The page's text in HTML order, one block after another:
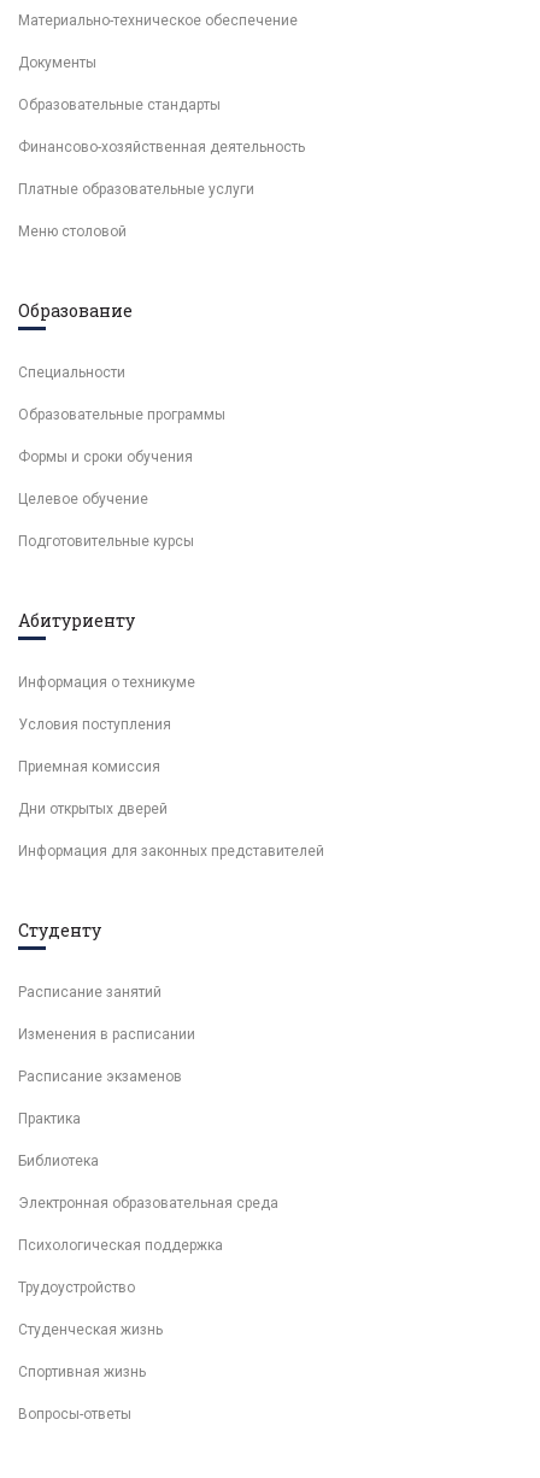
Материально-техническое обеспечение
Документы
Образовательные стандарты
Финансово-хозяйственная деятельность
Платные образовательные услуги
Меню столовой
Образование
Специальности
Образовательные программы
Формы и сроки обучения
Целевое обучение
Подготовительные курсы
Абитуриенту
Информация о техникуме
Условия поступления
Приемная комиссия
Дни открытых дверей
Информация для законных представителей
Студенту
Расписание занятий
Изменения в расписании
Расписание экзаменов
Практика
Библиотека
Электронная образовательная среда
Психологическая поддержка
Трудоустройство
Студенческая жизнь
Спортивная жизнь
Вопросы-ответы